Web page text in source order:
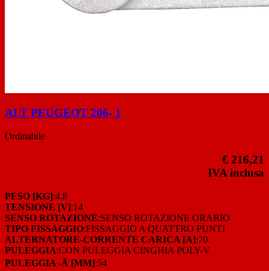
ALT PEUGEOT 206- 1
Ordinabile
€ 216,21
IVA inclusa
PESO [KG]:4,8
TENSIONE [V]:14
SENSO ROTAZIONE:SENSO ROTAZIONE ORARIO
TIPO FISSAGGIO:FISSAGGIO A QUATTRO PUNTI
ALTERNATORE-CORRENTE CARICA [A]:70
PULEGGIA:CON PULEGGIA CINGHIA POLY-V
PULEGGIA -Ã [MM]:54